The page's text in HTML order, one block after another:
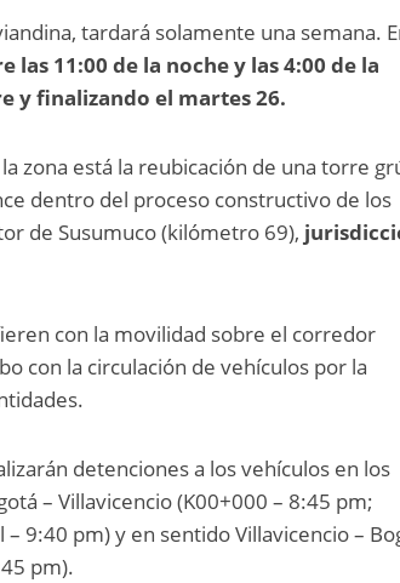
tardará solamente una semana.
las 11:00 de la noche y las 4:00 de la
y finalizando el martes 26.
zona está la reubicación de una torre
dentro del proceso constructivo de los
de Susumuco (kilómetro 69),
con la movilidad sobre el corredor
con la circulación de vehículos por la
detenciones a los vehículos en los
– Villavicencio (K00+000 – 8:45 pm;
9:40 pm) y en sentido Villavicencio –
pm).